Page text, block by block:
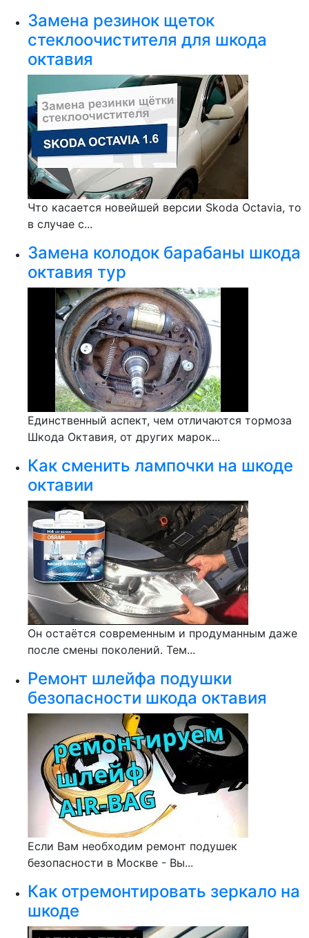
Замена резинок щеток
стеклоочистителя для шкода
октавия
Что касается новейшей версии Skoda Octavia, то
в случае с...
Замена колодок барабаны шкода
октавия тур
Единственный аспект, чем отличаются тормоза
Шкода Октавия, от других марок...
Как сменить лампочки на шкоде
октавии
Он остаётся современным и продуманным даже
после смены поколений. Тем...
Ремонт шлейфа подушки
безопасности шкода октавия
Если Вам необходим ремонт подушек
безопасности в Москве - Вы...
Как отремонтировать зеркало на
шкоде